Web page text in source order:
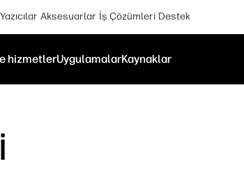
Yazıcılar Aksesuarlar İş Çözümleri Destek
hizmetlerUygulamalarKaynaklar